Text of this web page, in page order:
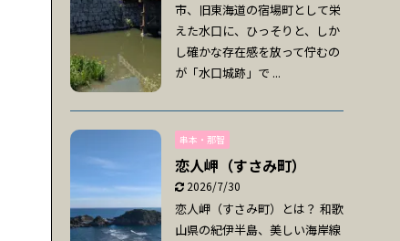
市、旧東海道の宿場町として栄
えた水口に、ひっそりと、しか
し確かな存在感を放って佇むの
が「水口城跡」で ...
串本・那智
恋人岬（すさみ町）
2026/7/30
恋人岬（すさみ町）とは？ 和歌
山県の紀伊半島、美しい海岸線